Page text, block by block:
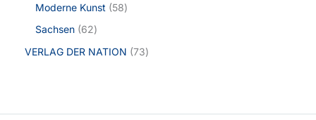
Moderne Kunst
58
Sachsen 62
VERLAG DER NATION 73